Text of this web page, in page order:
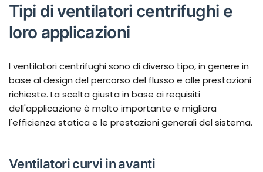
Tipi di ventilatori centrifughi e
loro applicazioni
I ventilatori centrifughi sono di diverso tipo, in genere in
base al design del percorso del flusso e alle prestazioni
richieste. La scelta giusta in base ai requisiti
dell'applicazione è molto importante e migliora
l'efficienza statica e le prestazioni generali del sistema.
Ventilatori curvi in avanti